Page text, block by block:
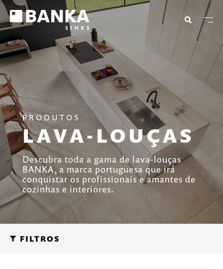
PRODUTOS
LAVA-LOUÇAS
Descubra toda a gama de lava-louças
BANKA, a marca portuguesa que irá
conquistar os profissionais e amantes de
cozinhas e interiores.
FILTROS